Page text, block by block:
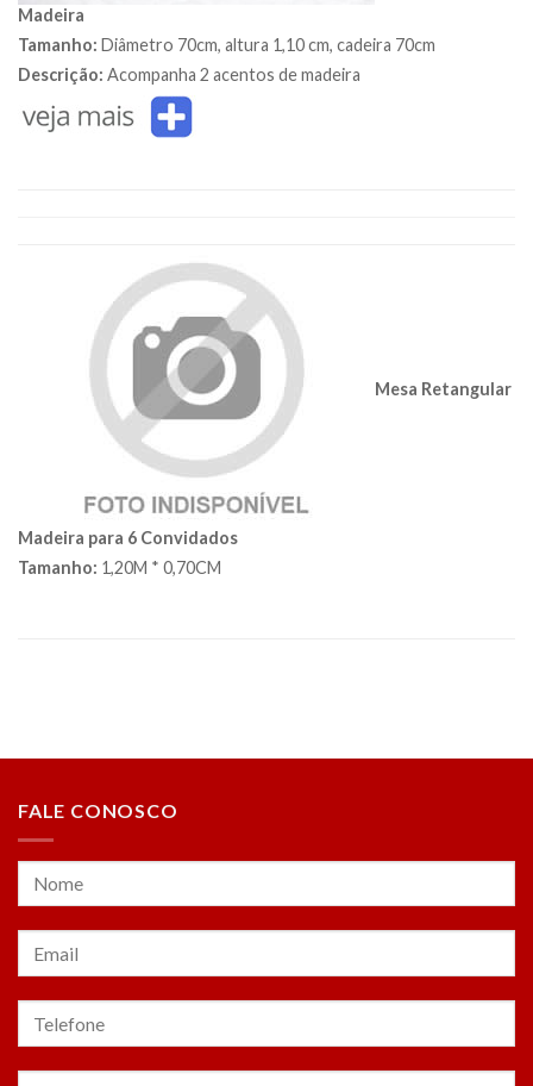
Madeira
Tamanho: Diâmetro 70cm, altura 1,10 cm, cadeira 70cm
Descrição: Acompanha 2 acentos de madeira
Mesa Retangular
Madeira para 6 Convidados
Tamanho: 1,20M * 0,70CM
FALE CONOSCO